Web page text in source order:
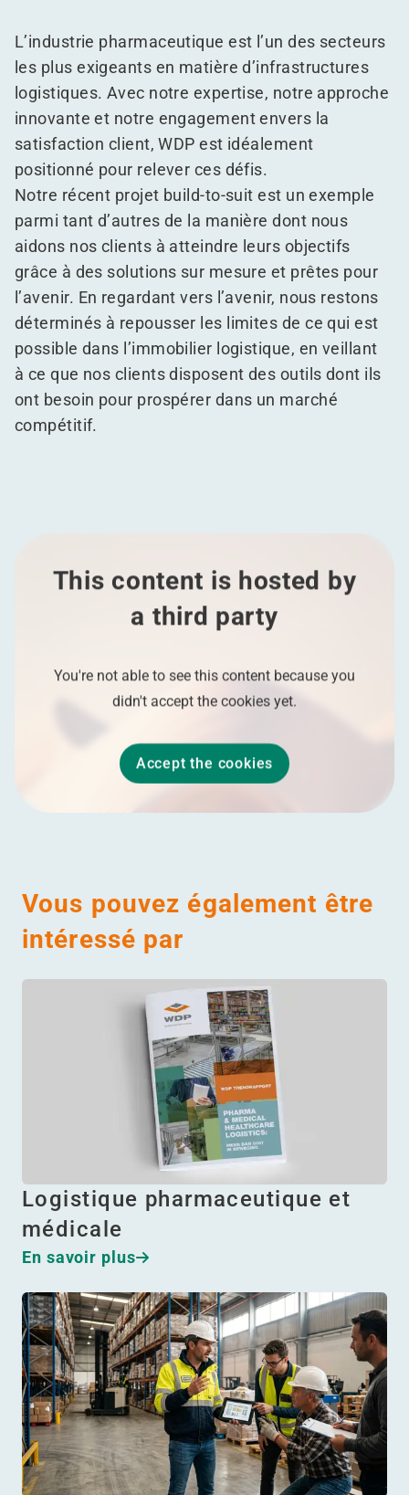
L’industrie pharmaceutique est l’un des secteurs
les plus exigeants en matière d’infrastructures
logistiques. Avec notre expertise, notre approche
innovante et notre engagement envers la
satisfaction client, WDP est idéalement
positionné pour relever ces défis.
Notre récent projet build-to-suit est un exemple
parmi tant d’autres de la manière dont nous
aidons nos clients à atteindre leurs objectifs
grâce à des solutions sur mesure et prêtes pour
l’avenir. En regardant vers l’avenir, nous restons
déterminés à repousser les limites de ce qui est
possible dans l’immobilier logistique, en veillant
à ce que nos clients disposent des outils dont ils
ont besoin pour prospérer dans un marché
compétitif.
This content is hosted by
a third party
You're not able to see this content because you
didn't accept the cookies yet.
Accept the cookies
Vous pouvez également être
intéressé par
Logistique pharmaceutique et
médicale
En savoir plus